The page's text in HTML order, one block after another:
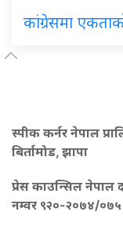
कांग्रेसमा
स्पीक कर्नर नेपाल
बिर्तामोड, झापा
प्रेस काउन्सिल नेपाल
नम्वर ९२०-२०७४/०७५